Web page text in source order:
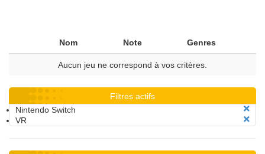
Nom Note Genres
Aucun jeu ne correspond à vos critères.
Filtres actifs
Nintendo Switch
VR